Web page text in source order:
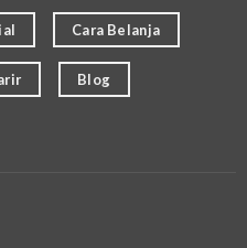
Cara Belanja
Blog